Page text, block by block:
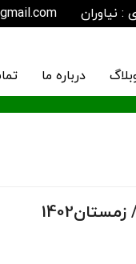
: نیاوران
درباره ما